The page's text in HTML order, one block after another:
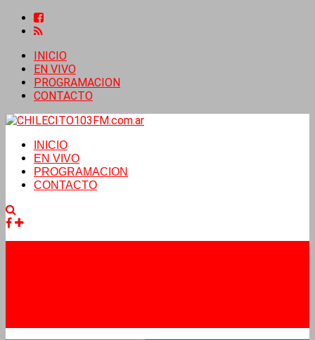
INICIO
EN VIVO
PROGRAMACION
CONTACTO
INICIO
EN VIVO
PROGRAMACION
CONTACTO